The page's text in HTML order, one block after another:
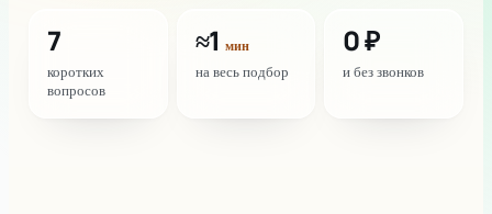
7
коротких
вопросов
≈1 мин
на весь подбор
0 ₽
и без звонков